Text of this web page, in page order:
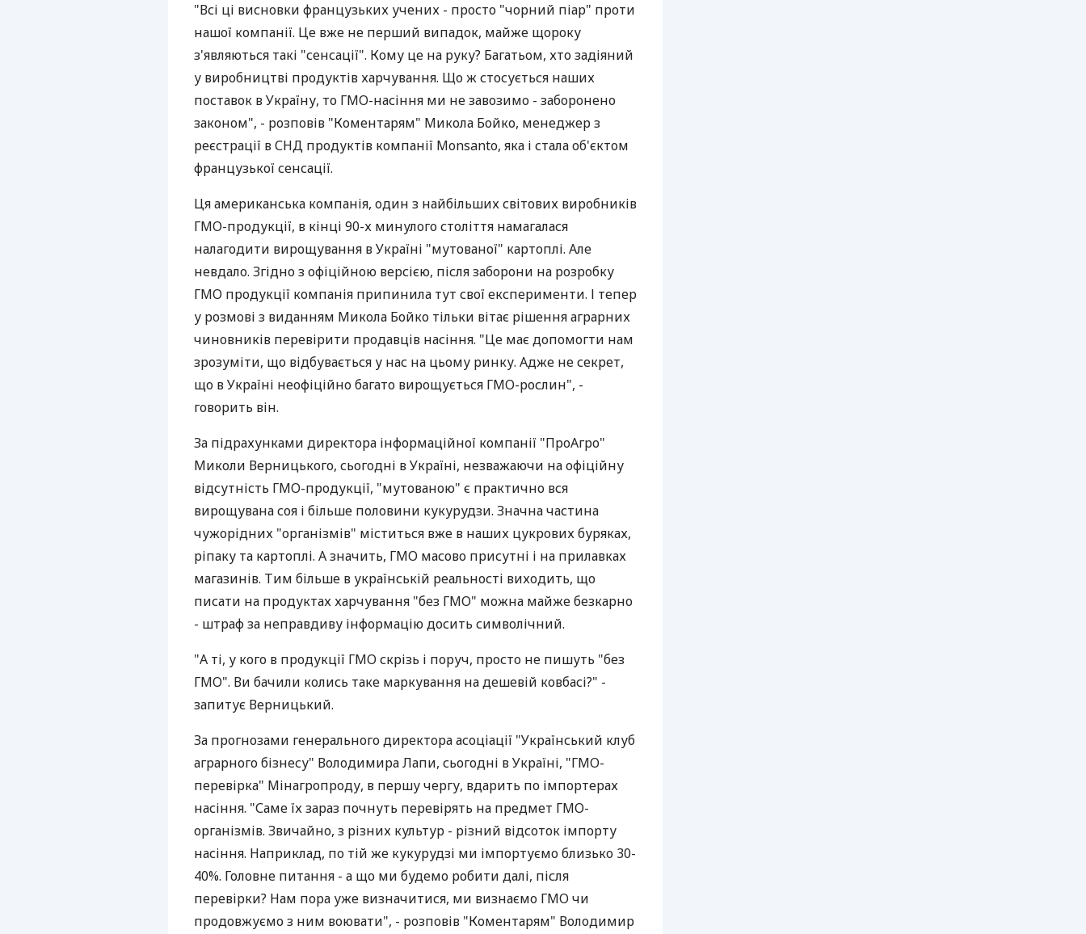
"Всі ці висновки французьких учених - просто "чорний піар" проти
нашої компанії. Це вже не перший випадок, майже щороку
з'являються такі "сенсації". Кому це на руку? Багатьом, хто задіяний
у виробництві продуктів харчування. Що ж стосується наших
поставок в Україну, то ГМО-насіння ми не завозимо - заборонено
законом", - розповів "Коментарям" Микола Бойко, менеджер з
реєстрації в СНД продуктів компанії Monsanto, яка і стала об'єктом
французької сенсації.
Ця американська компанія, один з найбільших світових виробників
ГМО-продукції, в кінці 90-х минулого століття намагалася
налагодити вирощування в Україні "мутованої" картоплі. Але
невдало. Згідно з офіційною версією, після заборони на розробку
ГМО продукції компанія припинила тут свої експерименти. І тепер
у розмові з виданням Микола Бойко тільки вітає рішення аграрних
чиновників перевірити продавців насіння. "Це має допомогти нам
зрозуміти, що відбувається у нас на цьому ринку. Адже не секрет,
що в Україні неофіційно багато вирощується ГМО-рослин", -
говорить він.
За підрахунками директора інформаційної компанії "ПроАгро"
Миколи Верницького, сьогодні в Україні, незважаючи на офіційну
відсутність ГМО-продукції, "мутованою" є практично вся
вирощувана соя і більше половини кукурудзи. Значна частина
чужорідних "організмів" міститься вже в наших цукрових буряках,
ріпаку та картоплі. А значить, ГМО масово присутні і на прилавках
магазинів. Тим більше в українській реальності виходить, що
писати на продуктах харчування "без ГМО" можна майже безкарно
- штраф за неправдиву інформацію досить символічний.
"А ті, у кого в продукції ГМО скрізь і поруч, просто не пишуть "без
ГМО". Ви бачили колись таке маркування на дешевій ковбасі?" -
запитує Верницький.
За прогнозами генерального директора асоціації "Український клуб
аграрного бізнесу" Володимира Лапи, сьогодні в Україні, "ГМО-
перевірка" Мінагропроду, в першу чергу, вдарить по імпортерах
насіння. "Саме їх зараз почнуть перевірять на предмет ГМО-
організмів. Звичайно, з різних культур - різний відсоток імпорту
насіння. Наприклад, по тій же кукурудзі ми імпортуємо близько 30-
40%. Головне питання - а що ми будемо робити далі, після
перевірки? Нам пора уже визначитися, ми визнаємо ГМО чи
продовжуємо з ним воювати", - розповів "Коментарям" Володимир